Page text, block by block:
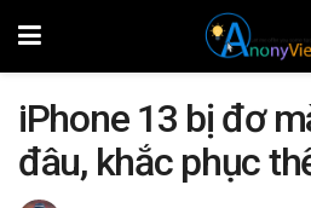
iPhone 13 bị đơ
đâu, khắc phục